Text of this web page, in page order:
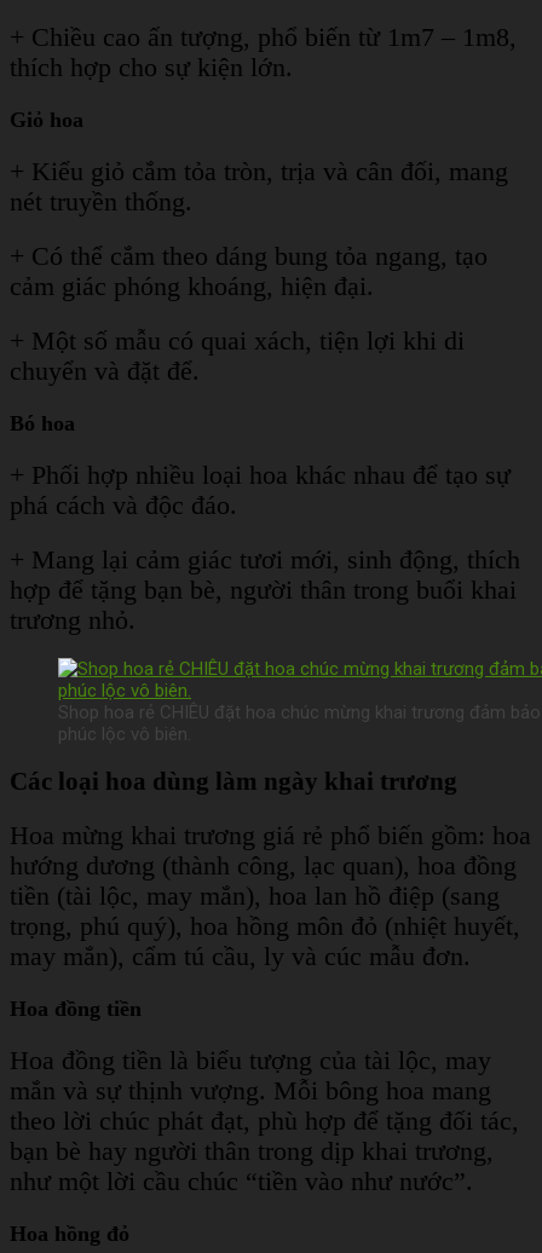
+ Chiều cao ấn tượng, phổ biến từ 1m7 – 1m8,
thích hợp cho sự kiện lớn.
Giỏ hoa
+ Kiểu giỏ cắm tỏa tròn, trịa và cân đối, mang
nét truyền thống.
+ Có thể cắm theo dáng bung tỏa ngang, tạo
cảm giác phóng khoáng, hiện đại.
+ Một số mẫu có quai xách, tiện lợi khi di
chuyển và đặt để.
Bó hoa
+ Phối hợp nhiều loại hoa khác nhau để tạo sự
phá cách và độc đáo.
+ Mang lại cảm giác tươi mới, sinh động, thích
hợp để tặng bạn bè, người thân trong buổi khai
trương nhỏ.
Shop hoa rẻ CHIÊU đặt hoa chúc mừng khai trương đảm
phúc lộc vô biên.
Các loại hoa dùng làm ngày khai trương
Hoa mừng khai trương giá rẻ phổ biến gồm: hoa
hướng dương (thành công, lạc quan), hoa đồng
tiền (tài lộc, may mắn), hoa lan hồ điệp (sang
trọng, phú quý), hoa hồng môn đỏ (nhiệt huyết,
may mắn), cẩm tú cầu, ly và cúc mẫu đơn.
Hoa đồng tiền
Hoa đồng tiền là biểu tượng của tài lộc, may
mắn và sự thịnh vượng. Mỗi bông hoa mang
theo lời chúc phát đạt, phù hợp để tặng đối tác,
bạn bè hay người thân trong dịp khai trương,
như một lời cầu chúc “tiền vào như nước”.
Hoa hồng đỏ